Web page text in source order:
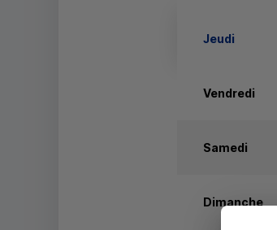
Jeudi
Vendredi
Samedi
Dimanche